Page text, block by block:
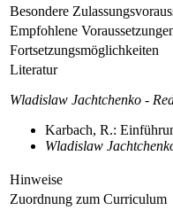
Besondere
Empfohlene
Fortsetzungsmöglichkeiten
Literatur
Wladislaw Jachtchenko -
Karbach, R.:
Wladislaw
Hinweise
Zuordnung zum Curriculum